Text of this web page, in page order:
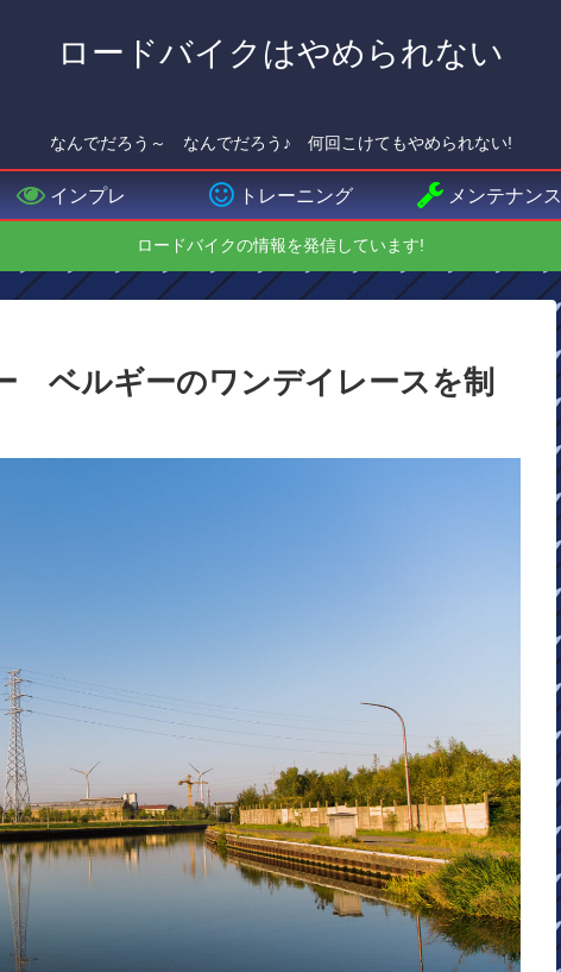
ロードバイクはやめられない
なんでだろう～ なんでだろう♪ 何回こけてもやめられない!
インプレ トレーニング メンテナンス
ロードバイクの情報を発信しています!
ベルギーのワンデイレースを制